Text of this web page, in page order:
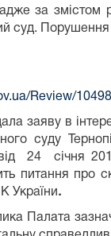
адже за
суд. Порушення
Review/
заяву в
суду
24 січня
питання про
України.
Палата